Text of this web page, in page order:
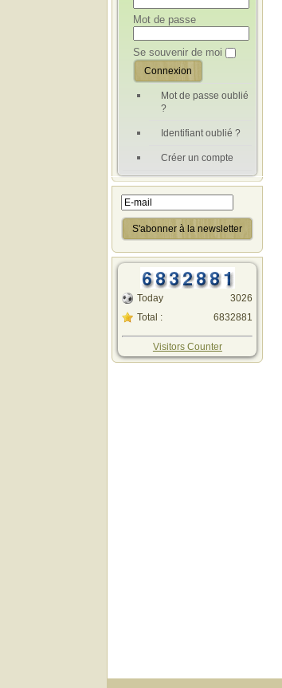
Mot de passe
Se souvenir de moi
Mot de passe oublié
?
Identifiant oublié ?
Créer un compte
Today
Total :
3026
6832881
Visitors Counter